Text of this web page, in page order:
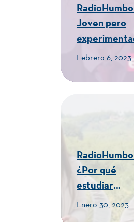
Joven pero
CUE
von
Febrero 6, 2023
¿Por qué
estudiar
Turismo en la
Humboldt? -
Enero 30, 2023